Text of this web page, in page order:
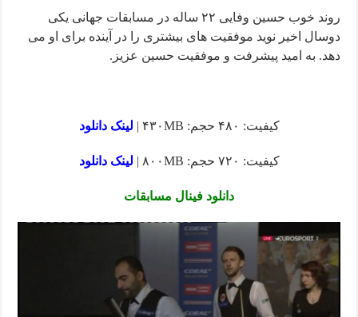
روند خوب حسین وفایی ۲۲ ساله در مسابقات جهانی یکی
دوسال اخیر نوید موفقیت های بیشتری را در آینده برای او می
دهد. به امید پیشرفت و موفقیت حسین عزیز.
کیفیت: ۴۸۰ حجم: ۴۳۰MB | لینک دانلود
کیفیت: ۷۲۰ حجم: ۸۰۰MB | لینک دانلود
دانلود فینال مسابقات